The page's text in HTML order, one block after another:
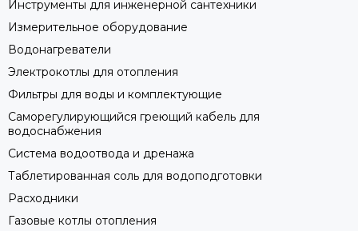
Инструменты для инженерной сантехники
Измерительное оборудование
Водонагреватели
Электрокотлы для отопления
Фильтры для воды и комплектующие
Саморегулирующийся греющий кабель для
водоснабжения
Система водоотвода и дренажа
Таблетированная соль для водоподготовки
Расходники
Газовые котлы отопления